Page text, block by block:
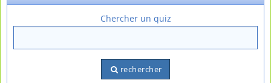
Chercher un quiz
rechercher